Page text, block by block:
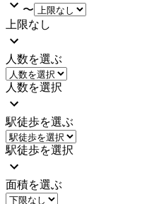
〜
上限なし
人数を選ぶ
人数を選択
駅徒歩を選ぶ
駅徒歩を選択
面積を選ぶ